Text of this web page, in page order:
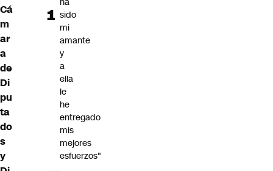
Cá
m
ar
a
de
Di
pu
ta
do
s
y
sido
mi
amante
y
a
ella
le
he
entregado
mis
mejores
esfuerzos"